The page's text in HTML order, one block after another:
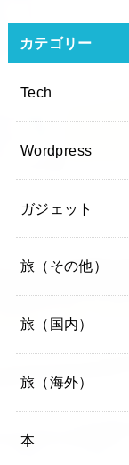
カテゴリー
Tech
Wordpress
ガジェット
旅（その他）
旅（国内）
旅（海外）
本